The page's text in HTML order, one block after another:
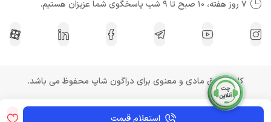
استعلام قیمت
7 روز هفته، 10 صبح تا 9 شب پاسخگوی شما عزیزان هستیم.
کلیه حقوق مادی و معنوی برای دراگون شاپ محفوظ می باشد.